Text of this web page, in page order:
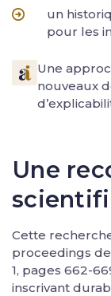
un
pour les
Une
nouveaux
Une
Cette
proceedings
1, pages 662-
inscrivant